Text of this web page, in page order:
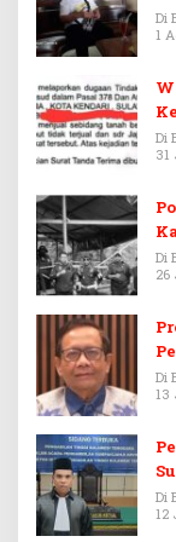
Di
1
Di
31
Di
26
Di
13
Di
12